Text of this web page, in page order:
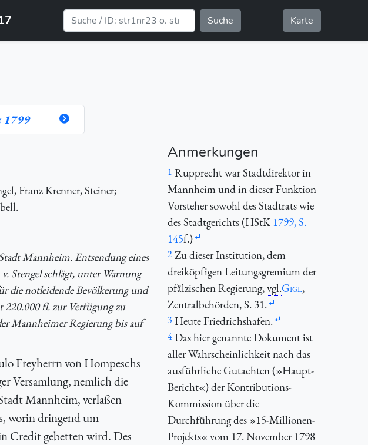
Suche Karte
1799
Franz Krenner, Steiner;
Mannheim. Entsendung eines
v. Stengel schlägt, unter Warnung
die notleidende Bevölkerung und
220.000fl.zur Verfügung zu
Mannheimer Regierung bis auf
Freyherrn von Hompeschs
Versamlung, nemlich die
Mannheim, verlaßen
worin dringend um
Credit gebetten wird. Des
Anmerkungen
1 Rupprecht war Stadtdirektor in
Mannheim und in dieser Funktion
Vorsteher sowohl des Stadtrats wie
des Stadtgerichts (HStK 1799, S.
145f.)
2Zu dieser Institution, dem
dreiköpfigen Leitungsgremium der
pfälzischen Regierung,vgl.Gigl,
Zentralbehörden, S. 31.
3 Heute Friedrichshafen.
4Das hier genannte Dokument ist
aller Wahrscheinlichkeit nach das
ausführliche Gutachten (»Haupt-
Bericht«) der Kontributions-
Kommission über die
Durchführung des »15-Millionen-
Projekts« vom 17. November 1798